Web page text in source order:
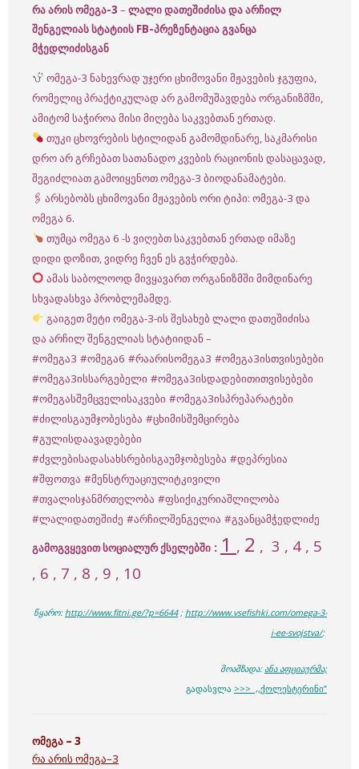
რა არის ომეგა-3 – ლალი დათეშიძისა და არჩილ
შენგელიას სტატიის FB-პრეზენტაცია გვანცა
მჭედლიძისგან
ომეგა-3 ნახევრად უჯერი ცხიმოვანი მჟავების ჯგუფია,
რომელიც პრაქტიკულად არ გამომუშავდება ორგანიზმში,
ამიტომ საჭიროა მისი მიღება საკვებთან ერთად.
თუკი ცხოვრების სტილიდან გამომდინარე, საკმარისი
დრო არ გრჩებათ სათანადო კვების რაციონის დასაცავად,
შეგიძლიათ გამოიყენოთ ომეგა-3 ბიოდანამატები.
🖇 არსებობს ცხიმოვანი მჟავების ორი ტიპი: ომეგა-3 და
ომეგა 6.
თუმცა ომეგა 6 -ს ვიღებთ საკვებთან ერთად იმაზე
დიდი დოზით, ვიდრე ჩვენ ეს გვჭირდება.
ამას საბოლოოდ მივყავართ ორგანიზმში მიმდინარე
სხვადასხვა პრობლემამდე.
გაიგეთ მეტი ომეგა-3-ის შესახებ ლალი დათეშიძისა
და არჩილ შენგელიას სტატიიდან –
#ომეგა3 #ომეგა6 #რაარისომეგა3 #ომეგა3ისთვისებები
#ომეგა3ისსარგებელი #ომეგა3ისდადებითითვისებები
#ომეგასშემცველისაკვები #ომეგა3ისპრეპარატები
#ძილისგაუმჯობესება #ცხიმისშემცირება
#გულისდაავადებები
#ძვლებისადასახსრებისგაუმჯობესება #დეპრესია
#შფოთვა #მენსტრუაციულიტკივილი
#თვალისჯანმრთელობა #ფსიქიკურიაშლილობა
#ლალიდათეშიძე #არჩილშენგელია #გვანცამჭედლიძე
გამოგვყევით სოციალურ ქსელებში : 1 , 2 , 3 , 4 , 5
, 6 , 7 , 8 , 9 , 10
წყარო: http://www.fitni.ge/?p=6644; http://www.vsefishki.com/omega-3-
i-ee-svojstva/;
მოამზადა: ანა აფციაურმა;
გადასვლა >>> ,,ქოლესტერინი”
ომეგა – 3
რა არის ომეგა–3